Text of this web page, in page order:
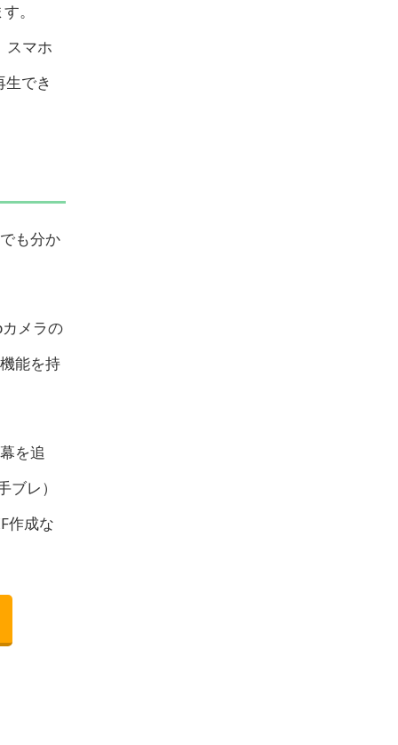
。
スマホ
でき
も分か
メラの
能を持
を追
レ）
作成な